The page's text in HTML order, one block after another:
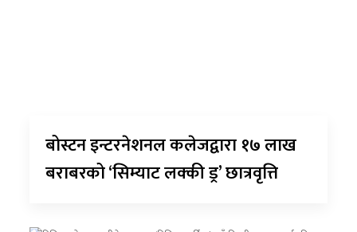
बोस्टन इन्टरनेशनल कलेजद्वारा १७ लाख
बराबरको ‘सिम्याट लक्की ड्र’ छात्रवृत्ति